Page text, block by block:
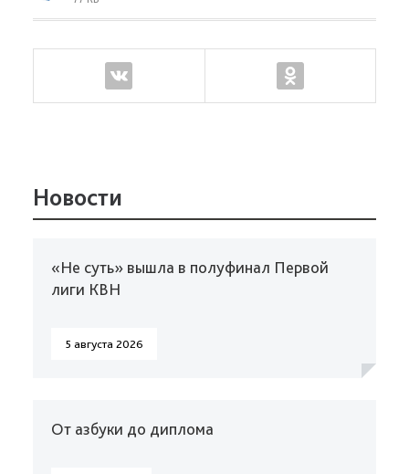
Новости
«Не суть» вышла в полуфинал Первой
лиги КВН
5 августа 2026
От азбуки до диплома